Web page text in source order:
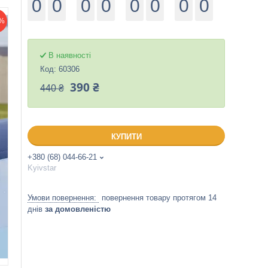
0 0 0 0 0 0 0 0
В наявності
Код: 60306
440 ₴ 390 ₴
КУПИТИ
+380 (68) 044-66-21
Kyivstar
повернення товару протягом 14
днів за домовленістю